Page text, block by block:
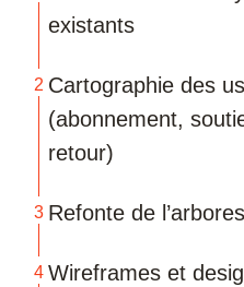
existants
Cartographie des
(abonnement,
retour)
Refonte de
Wireframes et